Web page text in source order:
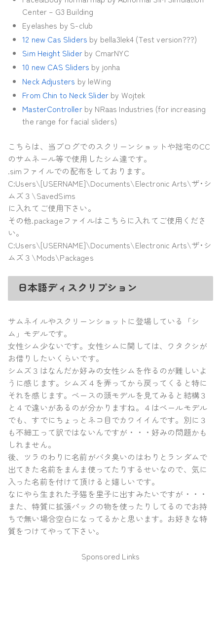
Center – G3 Building
Eyelashes by S-club
12 new Cas Sliders by bella3lek4 (Test version???)
Sim Height Sliderby CmarNYC
10 new CAS Sliders by jonha
Neck Adjusters by leWing
From Chin to Neck Slider by Wojtek
MasterControllerby NRaas Industries (for increasing
the range for facial sliders)
こちらは、当ブログでのスクリーンショットや拙宅のCC
のサムネール等で使用したシム達です。
.simファイルでの配布をしております。
C:Users\[USERNAME]\Documents\Electronic Arts\ザ･シ
ムズ３\SavedSims
に入れてご使用下さい。
その他.packageファイルはこちらに入れてご使用くださ
い。
C:Users\[USERNAME]\Documents\Electronic Arts\ザ･シ
ムズ３\Mods\Packages
日本語ディスクリプション
サムネイルやスクリーンショットに登場している「シ
ム」モデルです。
女性シム少ないです。女性シムに関しては、ワタクシが
お借りしたいくらいです。
シムズ３はなんだか好みの女性シムを作るのが難しいよ
うに感じます。シムズ４を弄ってから戻ってくると特に
それを感じます。ベースの頭モデルを見てみると結構３
と４で違いがあるのが分かりますね。４はベールモデル
でも、すでにちょっとネコ目でカワイイんです。別に３
も不細工って訳ではないんですが・・・好みの問題かも
しれません。
後、ツラのわりに名前がバタ臭いのはわりとランダムで
出てきた名前をまんま使ってたりするせいなので、気に
入った名前を付けて頂けると嬉しいです。
なにやら生まれた子猫を里子に出すみたいですが・・・
また、特質に拡張パックの物を使ったりしてるのでお持
ちで無い場合空白になってるかと思います。お好きな特
質をつけてやって下さい。
Sponsored Links